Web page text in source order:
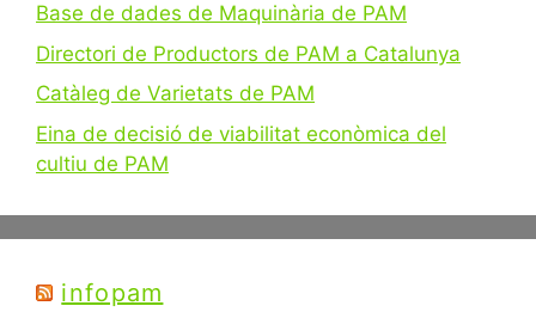
Base de dades de Maquinària de PAM
Directori de Productors de PAM a Catalunya
Catàleg de Varietats de PAM
Eina de decisió de viabilitat econòmica del
cultiu de PAM
infopam